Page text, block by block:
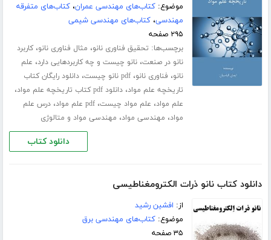
موضوع:کتاب‌های مهندسی عمران،کتاب‌های متفرقه
مهندسی،کتاب‌های مهندسی شیمی
۲۹۵ صفحه
برچسب‌ها: تحقیق فناوری نانو، مثال فناوری نانو،کاربرد
نانو در صنعت،نانو چیست و چه کاربردهایی دارد، علم
نانو، فناوری نانو،pdf نانو چیست ،دانلود رایگان کتاب
تاریخچه علم مواد،دانلود pdf کتاب تاریخچه علم مواد ،
علم مواد، علم مواد چیست،pdf علم مواد ،درس علم
مواد، مهندسی مواد، مهندسی مواد و متالوژی
دانلود کتاب
دانلود کتاب نانو ذرات الکترومغناطیسی
از: افشین رشید
موضوع:کتاب‌های مهندسی برق
۳۵ صفحه